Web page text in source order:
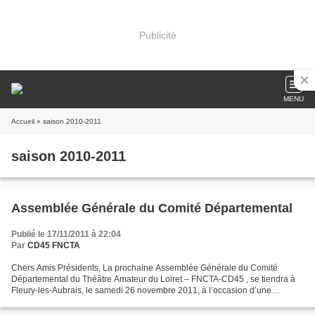
Publicité
MENU
Accueil » saison 2010-2011
saison 2010-2011
Assemblée Générale du Comité Départemental
Publié le 17/11/2011 à 22:04
Par CD45 FNCTA
Chers Amis Présidents, La prochaine Assemblée Générale du Comité
Départemental du Théâtre Amateur du Loiret – FNCTA-CD45 , se tiendra à
Fleury-les-Aubrais, le samedi 26 novembre 2011, à l’occasion d’une